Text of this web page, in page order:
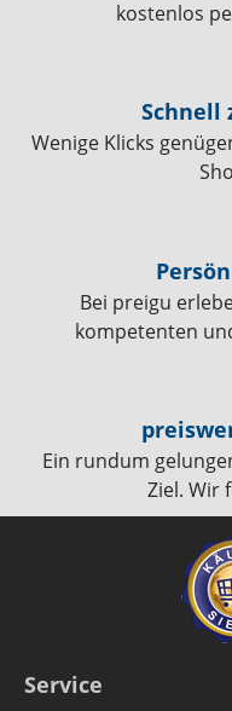
kostenlos
Schnell
Wenige Klicks
Bei preigu
kompetenten
Ein rundum
Ziel. Wir
Service